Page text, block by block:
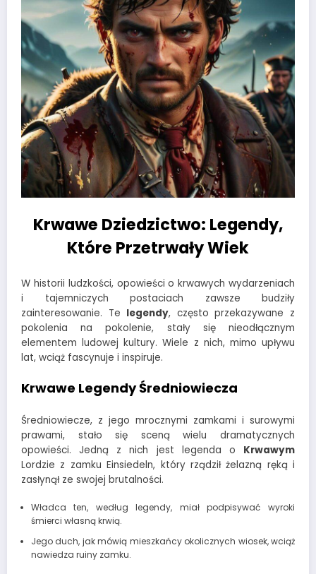
Krwawe Dziedzictwo: Legendy,
Które Przetrwały Wiek
W historii ludzkości, opowieści o krwawych wydarzeniach
i tajemniczych postaciach zawsze budziły
zainteresowanie. Te legendy, często przekazywane z
pokolenia na pokolenie, stały się nieodłącznym
elementem ludowej kultury. Wiele z nich, mimo upływu
lat, wciąż fascynuje i inspiruje.
Krwawe Legendy Średniowiecza
Średniowiecze, z jego mrocznymi zamkami i surowymi
prawami, stało się sceną wielu dramatycznych
opowieści. Jedną z nich jest legenda o Krwawym
Lordzie z zamku Einsiedeln, który rządził żelazną ręką i
zasłynął ze swojej brutalności.
Władca ten, według legendy, miał podpisywać wyroki
śmierci własną krwią.
Jego duch, jak mówią mieszkańcy okolicznych wiosek, wciąż
nawiedza ruiny zamku.